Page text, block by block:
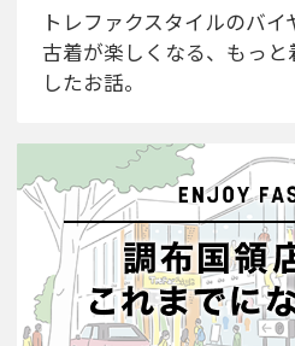
トレファクスタイルのバイ
古着が楽しくなる、もっ
したお話。